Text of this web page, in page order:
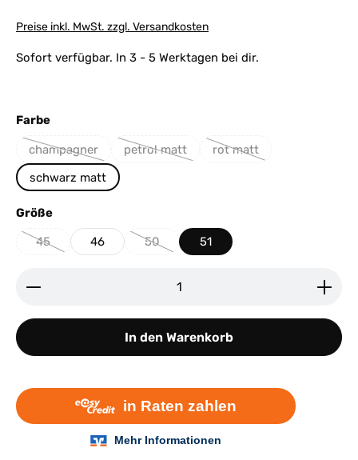
Preise inkl. MwSt. zzgl. Versandkosten
Sofort verfügbar. In 3 - 5 Werktagen bei dir.
Farbeauswählen
champagner
(Diese Option ist zurzeit nicht verfügbar.)
petrol matt
(Diese Option ist zurzeit nicht verfügbar.)
rot matt
(Diese Option ist zurzeit
schwarz matt
Größeauswählen
45
(Diese Option ist zurzeit nicht verfügbar.)
46 50
(Diese Option ist zurzeit nicht verfügbar.)
51
Produkt Anzahl: Gib den gewünschten Wert ein
In den Warenkorb